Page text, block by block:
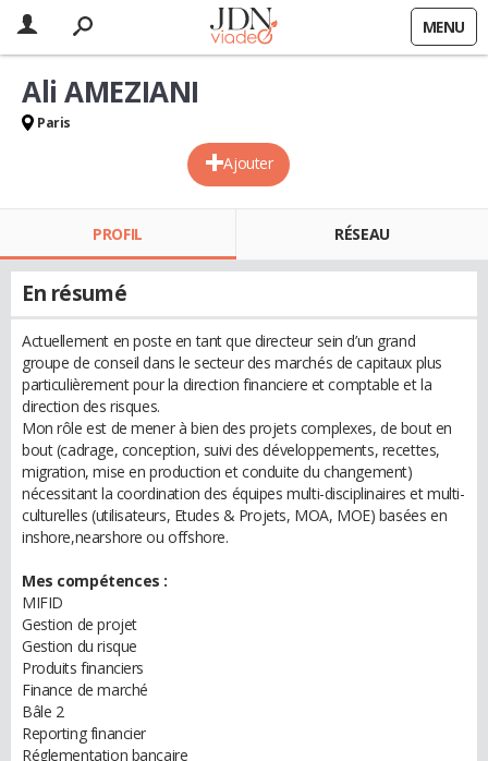
MENU
Ajouter
Ali AMEZIANI
Paris
PROFIL RÉSEAU
En résumé
Actuellement en poste en tant que directeur sein d’un grand
groupe de conseil dans le secteur des marchés de capitaux plus
particulièrement pour la direction financiere et comptable et la
direction des risques.
Mon rôle est de mener à bien des projets complexes, de bout en
bout (cadrage, conception, suivi des développements, recettes,
migration, mise en production et conduite du changement)
nécessitant la coordination des équipes multi-disciplinaires et multi-
culturelles (utilisateurs, Etudes & Projets, MOA, MOE) basées en
inshore,nearshore ou offshore.
Mes compétences :
MIFID
Gestion de projet
Gestion du risque
Produits financiers
Finance de marché
Bâle 2
Reporting financier
Réglementation bancaire